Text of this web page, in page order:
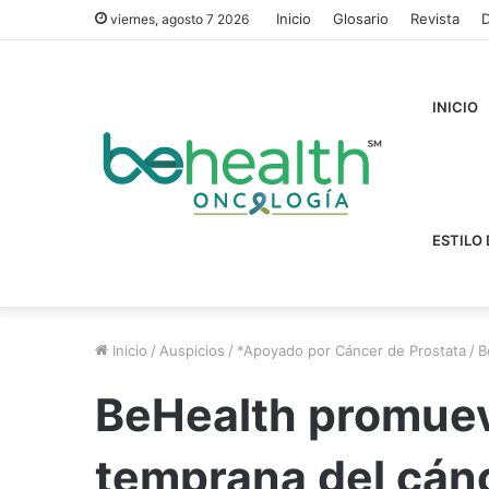
viernes, agosto 7 2026 Inicio Glosario Revista
INICIO
ESTILO
Inicio / Auspicios / *Apoyado por Cáncer de Prostata /
BeHealth
temprana del